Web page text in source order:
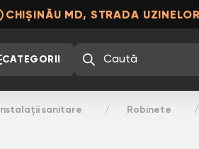
CHIȘINĂU MD, STRADA
CATEGORII
Instalații sanitare Robinete